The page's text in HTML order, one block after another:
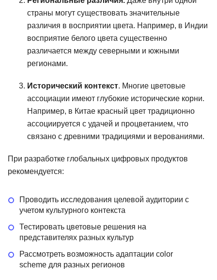
страны могут существовать значительные
различия в восприятии цвета. Например, в Индии
восприятие белого цвета существенно
различается между северными и южными
регионами.
Исторический контекст. Многие цветовые
ассоциации имеют глубокие исторические корни.
Например, в Китае красный цвет традиционно
ассоциируется с удачей и процветанием, что
связано с древними традициями и верованиями.
При разработке глобальных цифровых продуктов
рекомендуется:
Проводить исследования целевой аудитории с
учетом культурного контекста
Тестировать цветовые решения на
представителях разных культур
Рассмотреть возможность адаптации color
scheme для разных регионов